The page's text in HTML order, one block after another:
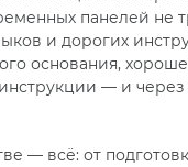
панелей не
и дорогих
основания,
— и через
— всё: от